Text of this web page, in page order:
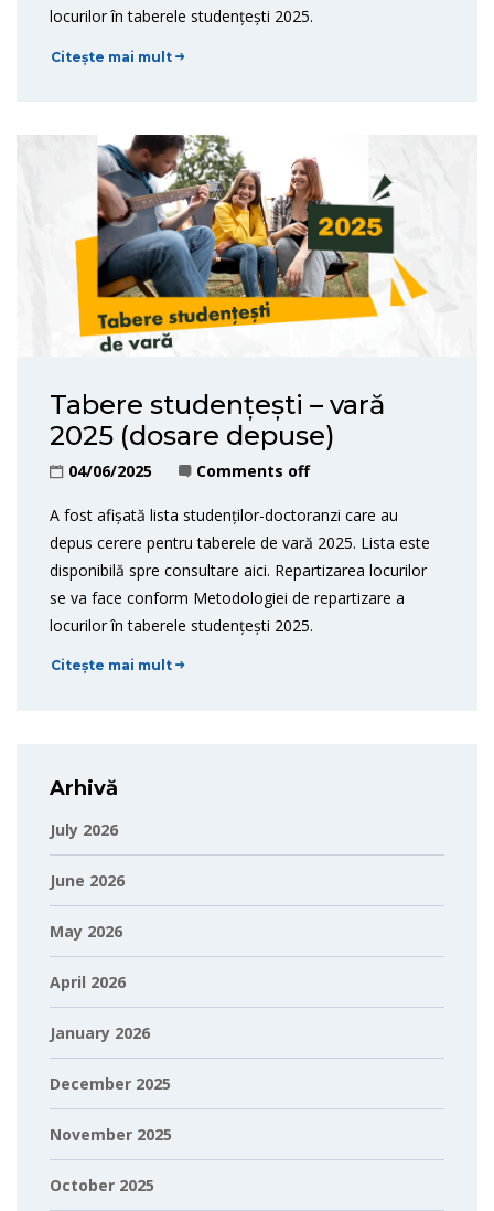
locurilor în taberele studențești 2025.
Citește mai mult
Tabere studențești – vară
2025 (dosare depuse)
04/06/2025 Comments off
A fost afișată lista studenților-doctoranzi care au
depus cerere pentru taberele de vară 2025. Lista este
disponibilă spre consultare aici. Repartizarea locurilor
se va face conform Metodologiei de repartizare a
locurilor în taberele studențești 2025.
Citește mai mult
Arhivă
July 2026
June 2026
May 2026
April 2026
January 2026
December 2025
November 2025
October 2025